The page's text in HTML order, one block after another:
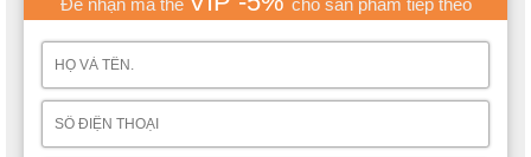
Để nhận mã thẻ cho sản phẩm tiếp theo